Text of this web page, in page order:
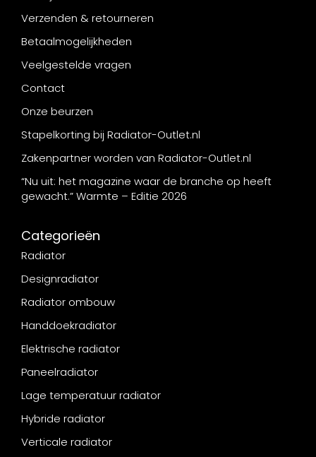
Verzenden & retourneren
Betaalmogelijkheden
Veelgestelde vragen
Contact
Onze beurzen
Stapelkorting bij Radiator-Outlet.nl
Zakenpartner worden van Radiator-Outlet.nl
“Nu uit: het magazine waar de branche op heeft
gewacht.” Warmte – Editie 2026
Categorieën
Radiator
Designradiator
Radiator ombouw
Handdoekradiator
Elektrische radiator
Paneelradiator
Lage temperatuur radiator
Hybride radiator
Verticale radiator